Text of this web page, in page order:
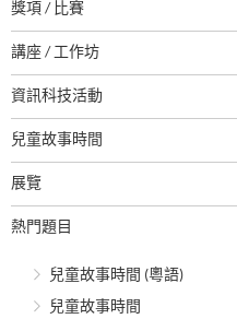
獎項 / 比賽
講座 / 工作坊
資訊科技活動
兒童故事時間
展覽
熱門題目
兒童故事時間 (粵語)
兒童故事時間